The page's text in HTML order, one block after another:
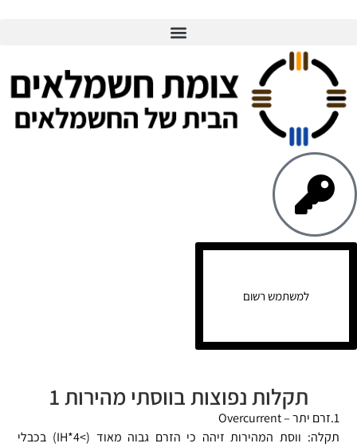
למשתמש רשום
תקלות נפוצות בווסתי מהירות 1
1.זרם יתר – Overcurrent
תקלה: ווסת המהירות זיהה כי הזרם גבוה מאוד (>4*IH) בכבלי